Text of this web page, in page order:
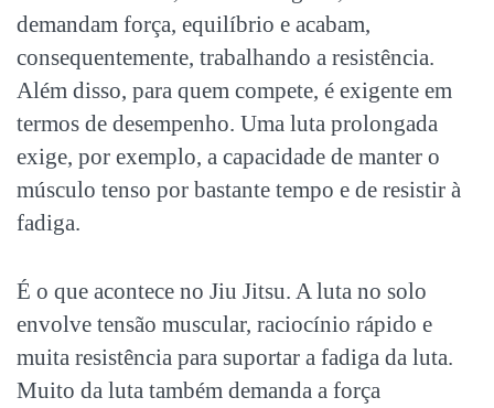
demandam força, equilíbrio e acabam,
consequentemente, trabalhando a resistência.
Além disso, para quem compete, é exigente em
termos de desempenho. Uma luta prolongada
exige, por exemplo, a capacidade de manter o
músculo tenso por bastante tempo e de resistir à
fadiga.
É o que acontece no Jiu Jitsu. A luta no solo
envolve tensão muscular, raciocínio rápido e
muita resistência para suportar a fadiga da luta.
Muito da luta também demanda a força